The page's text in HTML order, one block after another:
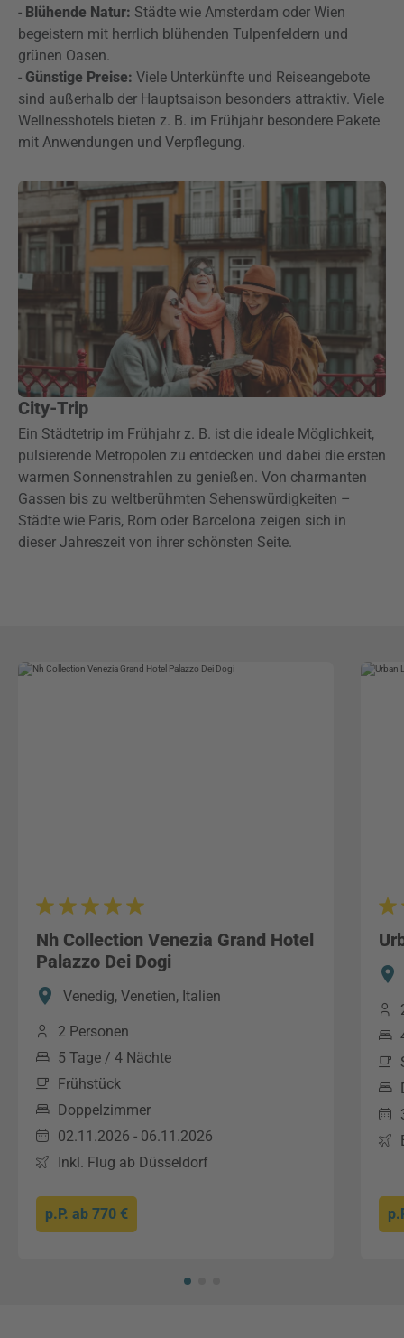
- Blühende Natur: Städte wie Amsterdam oder Wien
begeistern mit herrlich blühenden Tulpenfeldern und
grünen Oasen.
- Günstige Preise: Viele Unterkünfte und Reiseangebote
sind außerhalb der Hauptsaison besonders attraktiv. Viele
Wellnesshotels bieten z. B. im Frühjahr besondere Pakete
mit Anwendungen und Verpflegung.
City-Trip
Ein Städtetrip im Frühjahr z. B. ist die ideale Möglichkeit,
pulsierende Metropolen zu entdecken und dabei die ersten
warmen Sonnenstrahlen zu genießen. Von charmanten
Gassen bis zu weltberühmten Sehenswürdigkeiten –
Städte wie Paris, Rom oder Barcelona zeigen sich in
dieser Jahreszeit von ihrer schönsten Seite.
Nh Collection Venezia Grand Hotel
Palazzo Dei Dogi
Venedig, Venetien, Italien
2 Personen
5 Tage / 4 Nächte
Frühstück
Doppelzimmer
02.11.2026 - 06.11.2026
Inkl. Flug ab Düsseldorf
p.P. ab 770 €